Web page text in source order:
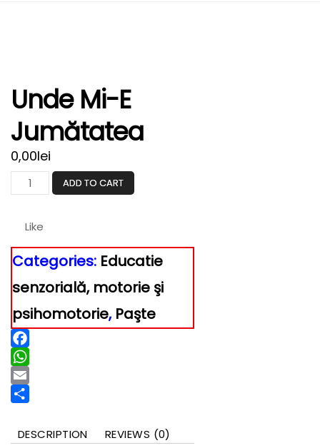
Unde Mi-E
Jumătatea
0,00lei
Unde
mi-
quantity
ADD TO CART
Like
Categories: Educatie
senzorială, motorie şi
psihomotorie, Paşte
Facebook
WhatsApp
Email
DESCRIPTION
REVIEWS (0)